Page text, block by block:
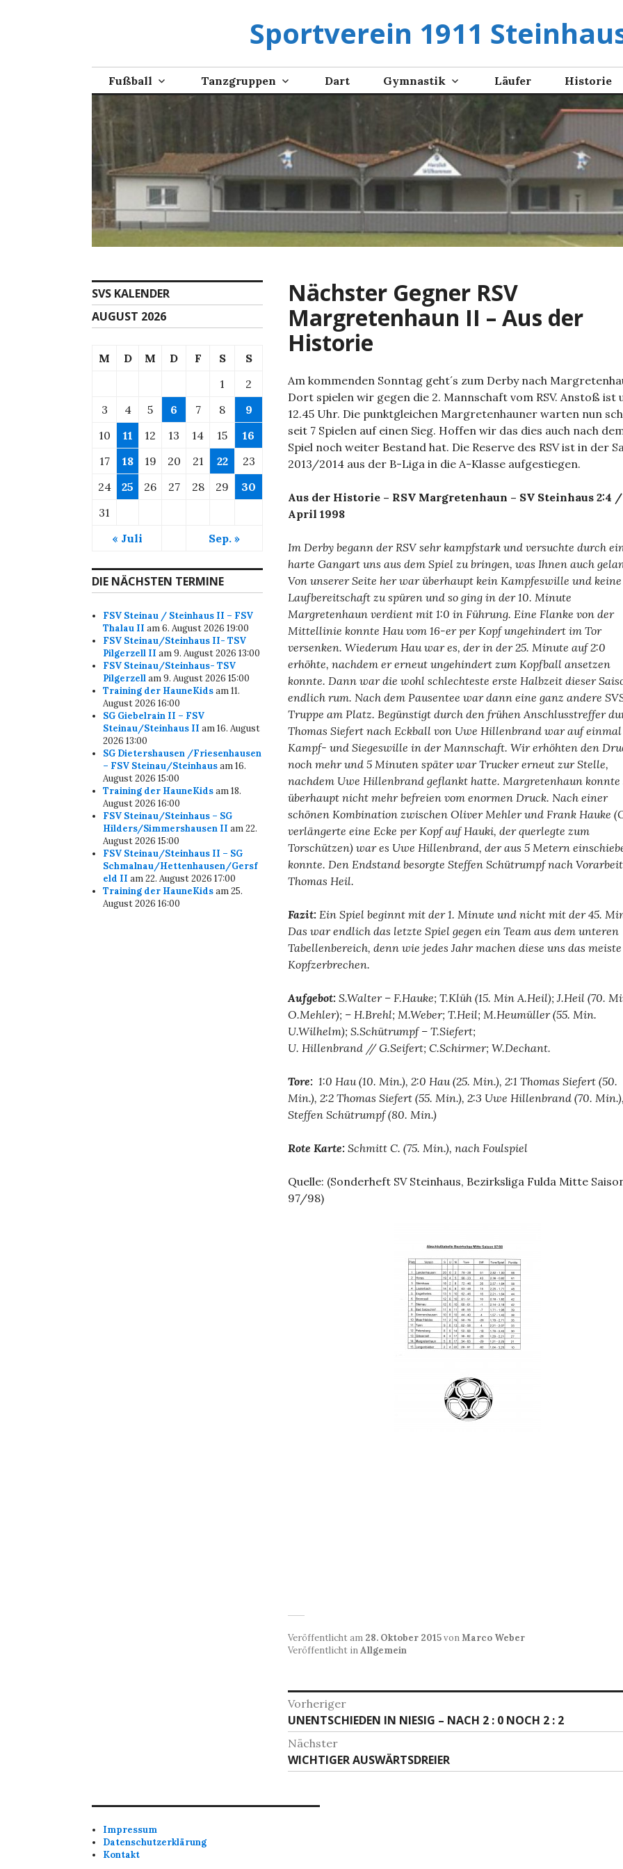
Sportverein 1911
Fußball Tanzgruppen Dart Gymnastik Läufer Historie
Nächster Gegner RSV
Margretenhaun II – Aus der
Historie
Am kommenden Sonntag geht´s zum Derby nach
Dort spielen wir gegen die 2. Mannschaft vom RSV. Anstoß ist
12.45 Uhr. Die punktgleichen Margretenhauner warten nun
seit 7 Spielen auf einen Sieg. Hoffen wir das dies auch nach
Spiel noch weiter Bestand hat. Die Reserve des RSV ist in der
2013/2014 aus der B-Liga in die A-Klasse aufgestiegen.
Aus der Historie – RSV Margretenhaun – SV Steinhaus 2:4 /
April 1998
Im Derby begann der RSV sehr kampfstark und versuchte durch
harte Gangart uns aus dem Spiel zu bringen, was Ihnen auch
Von unserer Seite her war überhaupt kein Kampfeswille und keine
Laufbereitschaft zu spüren und so ging in der 10. Minute
Margretenhaun verdient mit 1:0 in Führung. Eine Flanke von der
Mittellinie konnte Hau vom 16-er per Kopf ungehindert im Tor
versenken. Wiederum Hau war es, der in der 25. Minute auf 2:0
erhöhte, nachdem er erneut ungehindert zum Kopfball ansetzen
konnte. Dann war die wohl schlechteste erste Halbzeit dieser
endlich rum. Nach dem Pausentee war dann eine ganz andere
Truppe am Platz. Begünstigt durch den frühen Anschlusstreffer
Thomas Siefert nach Eckball von Uwe Hillenbrand war auf einmal
Kampf- und Siegeswille in der Mannschaft. Wir erhöhten den
noch mehr und 5 Minuten später war Trucker erneut zur Stelle,
nachdem Uwe Hillenbrand geflankt hatte. Margretenhaun konnte
überhaupt nicht mehr befreien vom enormen Druck. Nach einer
schönen Kombination zwischen Oliver Mehler und Frank Hauke
verlängerte eine Ecke per Kopf auf Hauki, der querlegte zum
Torschützen) war es Uwe Hillenbrand, der aus 5 Metern
konnte. Den Endstand besorgte Steffen Schütrumpf nach
Thomas Heil.
Fazit: Ein Spiel beginnt mit der 1. Minute und nicht mit der 45.
Das war endlich das letzte Spiel gegen ein Team aus dem unteren
Tabellenbereich, denn wie jedes Jahr machen diese uns das meiste
Kopfzerbrechen.
Aufgebot: S.Walter – F.Hauke; T.Klüh (15. Min A.Heil); J.Heil (70.
O.Mehler); – H.Brehl; M.Weber; T.Heil; M.Heumüller (55. Min.
U.Wilhelm); S.Schütrumpf – T.Siefert;
U. Hillenbrand // G.Seifert; C.Schirmer; W.Dechant.
Tore: 1:0 Hau (10. Min.), 2:0 Hau (25. Min.), 2:1 Thomas Siefert (50.
Min.), 2:2 Thomas Siefert (55. Min.), 2:3 Uwe Hillenbrand (70.
Steffen Schütrumpf (80. Min.)
Rote Karte: Schmitt C. (75. Min.), nach Foulspiel
Quelle: (Sonderheft SV Steinhaus, Bezirksliga Fulda Mitte
97/98)
Veröffentlicht am 28. Oktober 2015vonMarco Weber
Veröffentlicht inAllgemein
Beitragsnavigation
Vorheriger
Vorheriger
Beitrag:
UNENTSCHIEDEN IN NIESIG – NACH 2 : 0 NOCH 2 : 2
Nächster
Nächster
Beitrag:
WICHTIGER AUSWÄRTSDREIER
SVS KALENDER
AUGUST 2026
M D M D F S
S
1
2
3
4 5 6 7 8
9
10
11 12 13 14 15
16
17
18 19 20 21 22
23
24
25 26 27 28 29
30
31
« Juli
Sep. »
DIE NÄCHSTEN TERMINE
FSV Steinau / Steinhaus II – FSV
Thalau II am 6. August 2026 19:00
FSV Steinau/Steinhaus II- TSV
Pilgerzell II am 9. August 2026 13:00
FSV Steinau/Steinhaus- TSV
Pilgerzellam 9. August 2026 15:00
Training der HauneKidsam 11.
August 2026 16:00
SG Giebelrain II – FSV
Steinau/Steinhaus II am 16. August
2026 13:00
SG Dietershausen /Friesenhausen
– FSV Steinau/Steinhausam 16.
August 2026 15:00
Training der HauneKidsam 18.
August 2026 16:00
FSV Steinau/Steinhaus – SG
Hilders/Simmershausen II am 22.
August 2026 15:00
FSV Steinau/Steinhaus II – SG
Schmalnau/Hettenhausen/Gersf
eld II am 22. August 2026 17:00
Training der HauneKidsam 25.
August 2026 16:00
Impressum
Datenschutzerklärung
Kontakt